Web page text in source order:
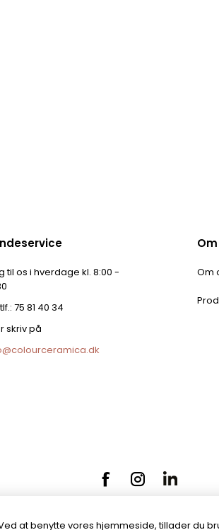
til os i hverdage kl. 8:00 -
75 81 40 34
skriv på
Om
at benytte vores hjemmeside, tillader du